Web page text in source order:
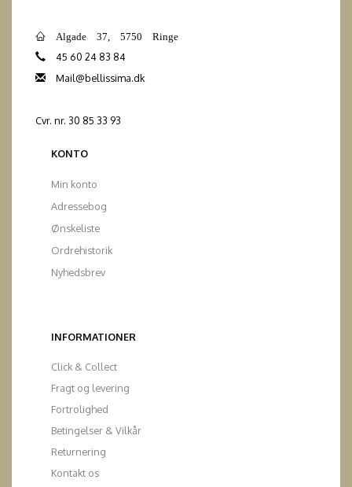
Algade 37, 5750 Ringe
45 60 24 83 84
Mail@bellissima.dk
Cvr. nr. 30 85 33 93
KONTO
Min konto
Adressebog
Ønskeliste
Ordrehistorik
Nyhedsbrev
INFORMATIONER
Click & Collect
Fragt og levering
Fortrolighed
Betingelser & Vilkår
Returnering
Kontakt os